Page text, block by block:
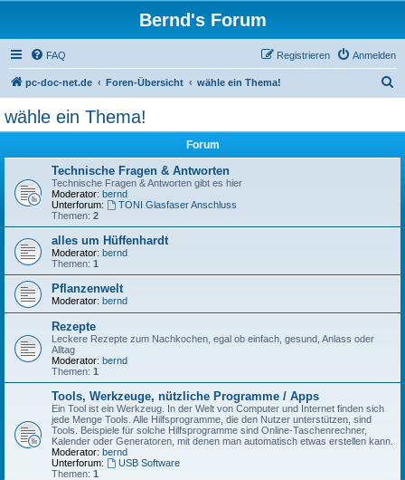
Bernd's Forum
FAQ Anmelden
Registrieren
pc-doc-net.de Foren-Übersicht wähle ein Thema!
wähle ein Thema!
Forum
Technische Fragen & Antworten
Technische Fragen & Antworten gibt es hier
Moderator: bernd
Unterforum:
TONI Glasfaser Anschluss
Themen: 2
alles um Hüffenhardt
Moderator: bernd
Themen: 1
Pflanzenwelt
Moderator: bernd
Rezepte
Leckere Rezepte zum Nachkochen, egal ob einfach, gesund, Anlass oder
Alltag
Moderator: bernd
Themen: 1
Tools, Werkzeuge, nützliche Programme / Apps
Ein Tool ist ein Werkzeug. In der Welt von Computer und Internet finden sich
jede Menge Tools. Alle Hilfsprogramme, die den Nutzer unterstützen, sind
Tools. Beispiele für solche Hilfsprogramme sind Online-Taschenrechner,
Kalender oder Generatoren, mit denen man automatisch etwas erstellen kann.
Moderator: bernd
Unterforum:
USB Software
Themen: 1